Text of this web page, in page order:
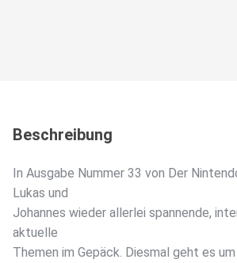
Beschreibung
In Ausgabe Nummer 33 von Der
Lukas und
Johannes wieder allerlei spannende,
aktuelle
Themen im Gepäck. Diesmal geht es